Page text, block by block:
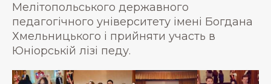
Мелітопольського державного
педагогічного університету імені Богдана
Хмельницького і прийняти участь в
Юніорській лізі педу.